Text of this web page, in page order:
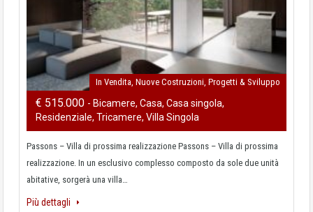
In Vendita, Nuove Costruzioni, Progetti & Sviluppo
€ 515.000 - Bicamere, Casa, Casa singola,
Residenziale, Tricamere, Villa Singola
Passons – Villa di prossima realizzazione Passons – Villa di prossima
realizzazione. In un esclusivo complesso composto da sole due unità
abitative, sorgerà una villa…
Più dettagli